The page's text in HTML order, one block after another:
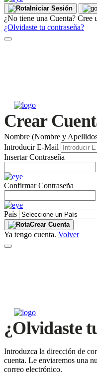
Iniciar Sesión
¿No tiene una Cuenta? Cree
¿Olvidaste tu contraseña?
Crear
Nombre (Nombre y
Introducir E-Mail
Insertar Contraseña
Confirmar Contraseña
País
Crear Cuenta
Ya tengo cuenta. Volver
¿Olvidaste
Introduzca la dirección de
cuenta. Le enviaremos una
correo electrónico.